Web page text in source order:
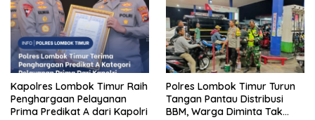
Kapolres Lombok Timur Raih
Penghargaan Pelayanan
Prima Predikat A dari Kapolri
Polres Lombok Timur Turun
Tangan Pantau Distribusi
BBM, Warga Diminta Tak